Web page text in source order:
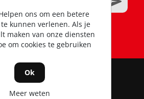
RSS
ons om een betere
kunnen verlenen. Als je
maken van onze diensten
om cookies te gebruiken
Ok
Meer weten